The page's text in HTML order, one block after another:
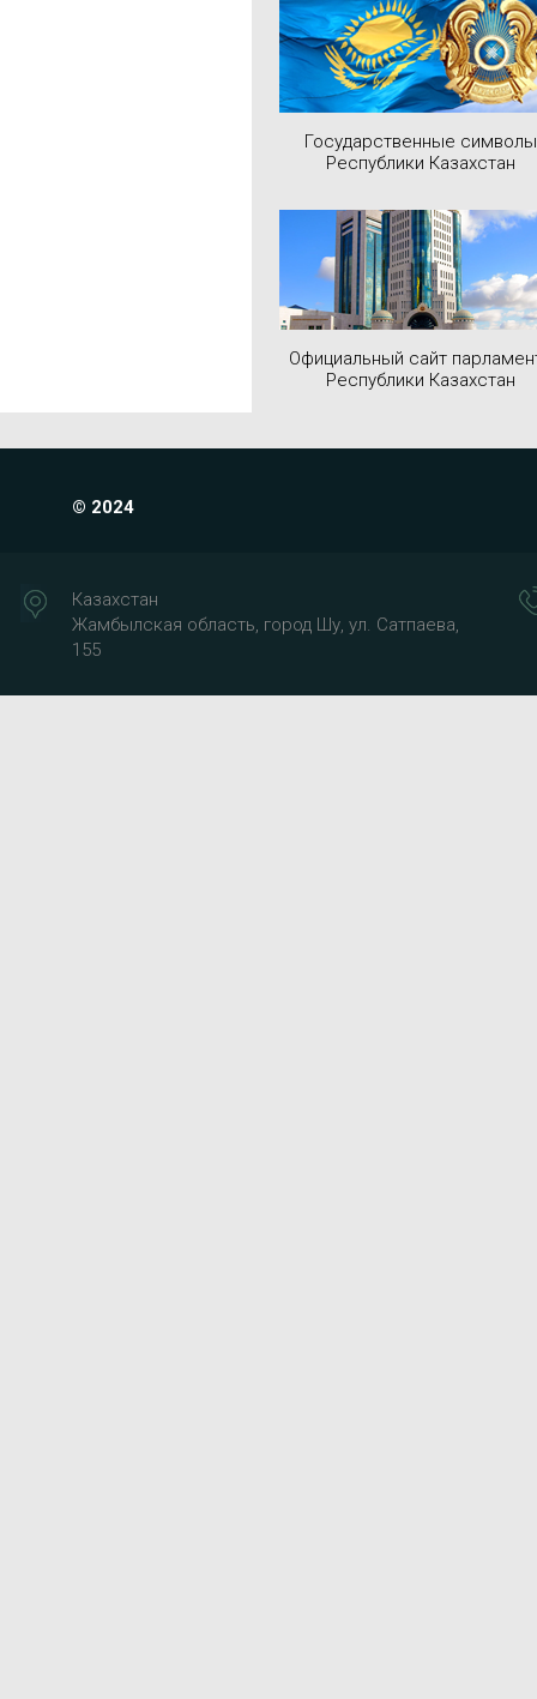
Государственные символы
Республики Казахстан
Официальный сайт
Республики Казахстан
© 2024
Казахстан
Жамбылская область, город Шу, ул. Сатпаева,
155